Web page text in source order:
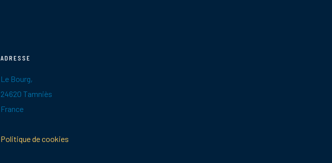
ADRESSE
Le Bourg,
24620 Tamniès
France
Politique de cookies